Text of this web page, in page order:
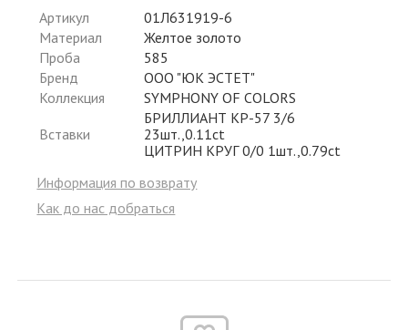
Артикул
01Л631919-6
Материал
Желтое золото
Проба
585
Бренд
ООО "ЮК ЭСТЕТ"
Коллекция
SYMPHONY OF COLORS
Вставки
БРИЛЛИАНТ КР-57 3/6
23шт.,0.11ct
ЦИТРИН КРУГ 0/0 1шт.,0.79ct
Информация по возврату
Как до нас добраться